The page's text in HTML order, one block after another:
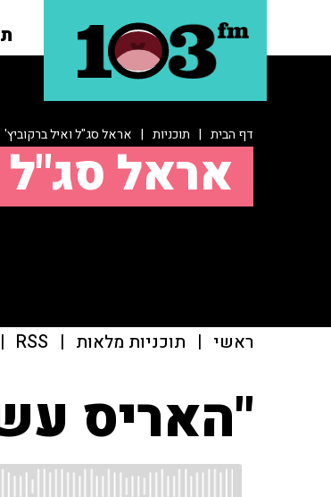
דף הבית | תוכניות | אראל סג"ל ואיל ברקוביץ'
אראל סג"ל
ראשי | תוכניות מלאות |
RSS
|
"האריס